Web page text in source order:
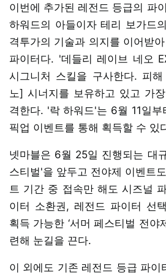
이번에 추가된 레전드 등급의 파
하워드의 아들이자 테리 보가드
격투가의 기술과 의지를 이어받
파이터다. '데들리 레이브 네오
시그니처 스킬을 구사한다. 피
노] 시너지를 보유하고 있고 가
격한다. '락 하워드'는 6월 11일
픽업 이벤트를 통해 획득할 수 있
넷마블은 6월 25일 진행되는 대
스티벌'을 앞두고 전야제 이벤트
트 기간 중 접속만 해도 시즈널
이터 소환권, 레전드 파이터 선
획득 가능한 ‘서머 페스티벌 전야
련해 눈길을 끈다.
이 외에도 기존 레전드 등급 파이